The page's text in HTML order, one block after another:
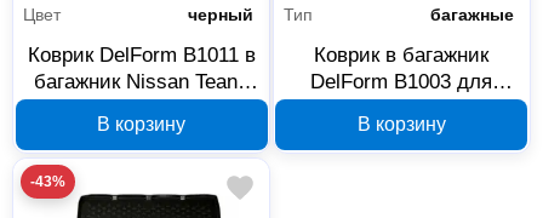
Цвет
черный
Коврик DelForm B1011 в
багажник Nissan Teana
В корзину
Тип
багажные
Коврик в багажник
DelForm B1003 для
Nissan Terrano III 2WD
В корзину
-43%